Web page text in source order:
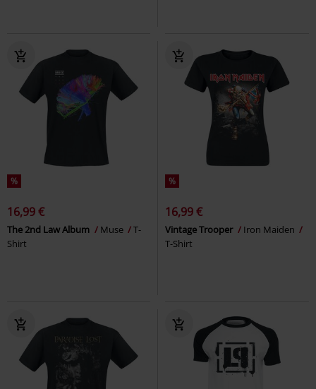
%
16,99 €
The 2nd Law Album Muse
T-
Shirt
%
16,99 €
Vintage Trooper
Iron Maiden
T-Shirt